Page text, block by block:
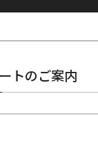
トのご案内